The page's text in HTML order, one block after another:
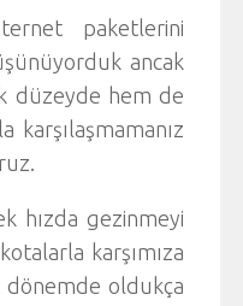
paketlerini
ancak
düzeyde hem de
karşılaşmamanız
hızda gezinmeyi
karşımıza
dönemde oldukça